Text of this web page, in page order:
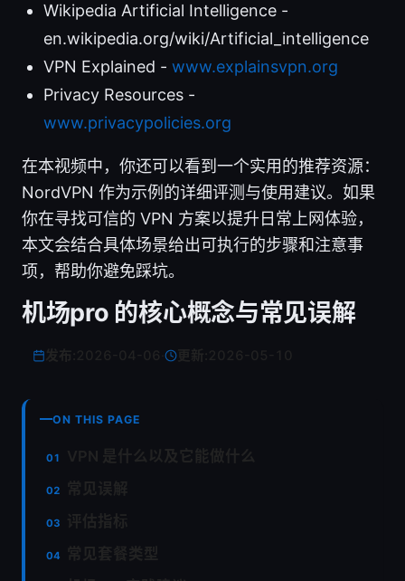
Wikipedia Artificial Intelligence -
en.wikipedia.org/wiki/Artificial_intelligence
VPN Explained - www.explainsvpn.org
Privacy Resources -
www.privacypolicies.org
在本视频中，你还可以看到一个实用的推荐资源：
NordVPN 作为示例的详细评测与使用建议。如果
你在寻找可信的 VPN 方案以提升日常上网体验，
本文会结合具体场景给出可执行的步骤和注意事
项，帮助你避免踩坑。
机场pro 的核心概念与常见误解
更新:
ON THIS PAGE